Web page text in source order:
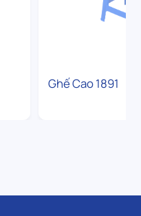
Ghế Cao 1891